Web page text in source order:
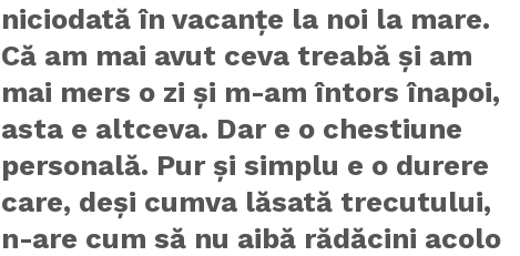
niciodată în vacanțe la noi la mare.
Că am mai avut ceva treabă și am
mai mers o zi și m-am întors înapoi,
asta e altceva. Dar e o chestiune
personală. Pur și simplu e o durere
care, deși cumva lăsată trecutului,
n-are cum să nu aibă rădăcini acolo